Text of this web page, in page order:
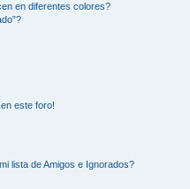
en diferentes colores?
este foro!
lista de Amigos e Ignorados?